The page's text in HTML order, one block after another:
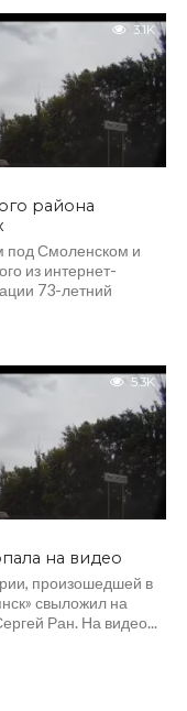
3.1K
района
Смоленском и
из интернет-
73-летний
5.3K
на видео
произошедшей в
свыложил на
Ран. На видео...